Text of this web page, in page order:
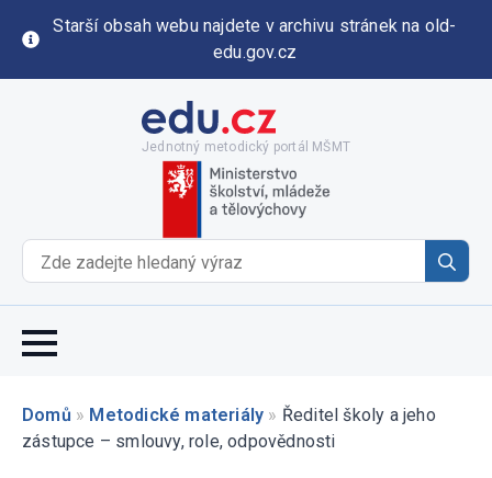
Starší obsah webu najdete v archivu stránek na old-
edu.gov.cz
Jednotný metodický portál MŠMT
for:
Domů » Metodické materiály » Ředitel školy a jeho
zástupce – smlouvy, role, odpovědnosti